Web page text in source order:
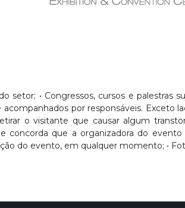
setor; • Congressos, cursos e
por responsáveis. Exceto
o visitante que causar algum
concorda que a organizadora do
do evento, em qualquer momento; •